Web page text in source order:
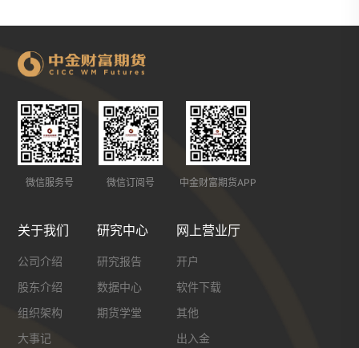
微信服务号 微信订阅号 中金财富期货APP
关于我们
公司介绍
股东介绍
组织架构
大事记
研究中心
研究报告
数据中心
期货学堂
网上营业厅
开户
软件下载
其他
出入金